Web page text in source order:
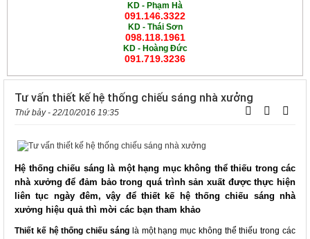
KD - Phạm Hà
091.146.3322
KD - Thái Sơn
098.118.1961
KD - Hoàng Đức
091.719.3236
Tư vấn thiết kế hệ thống chiếu sáng nhà xưởng
Thứ bảy - 22/10/2016 19:35
Hệ thống chiếu sáng là một hạng mục không thể thiếu trong các
nhà xưởng để đảm bảo trong quá trình sản xuất được thực hiện
liên tục ngày đêm, vậy để thiết kế hệ thống chiếu sáng nhà
xưởng hiệu quả thì mời các bạn tham khảo
Thiết kế hệ thống chiếu sánglà một hạng mục không thể thiếu trong các